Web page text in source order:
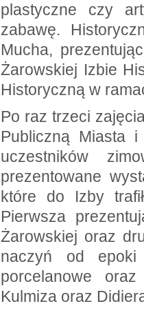
plastyczne czy
zabawę.
Mucha,
Żarowskiej Izbie
Historyczną w
Po raz trzeci
Publiczną Miasta
uczestników
prezentowane
które do Izby
Pierwsza
Żarowskiej oraz
naczyń od epoki
porcelanowe
Kulmiza oraz